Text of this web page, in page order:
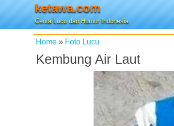
ketawa.com
Cerita Lucu dan Humor Indonesia
Home » Foto Lucu
Kembung Air Laut